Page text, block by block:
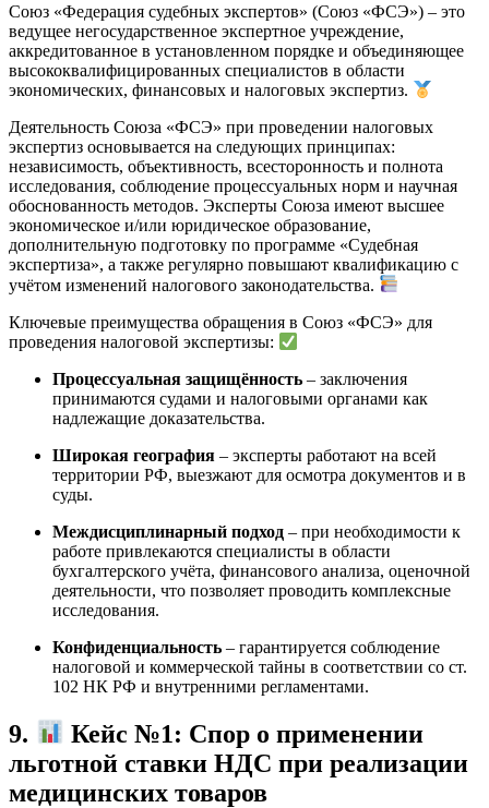
Союз «Федерация судебных экспертов» (Союз «ФСЭ») – это
ведущее негосударственное экспертное учреждение,
аккредитованное в установленном порядке и объединяющее
высококвалифицированных специалистов в области
экономических, финансовых и налоговых экспертиз.
Деятельность Союза «ФСЭ» при проведении налоговых
экспертиз основывается на следующих принципах:
независимость, объективность, всесторонность и полнота
исследования, соблюдение процессуальных норм и научная
обоснованность методов. Эксперты Союза имеют высшее
экономическое и/или юридическое образование,
дополнительную подготовку по программе «Судебная
экспертиза», а также регулярно повышают квалификацию с
учётом изменений налогового законодательства.
Ключевые преимущества обращения в Союз «ФСЭ» для
проведения налоговой экспертизы:
Процессуальная защищённость – заключения
принимаются судами и налоговыми органами как
надлежащие доказательства.
Широкая география – эксперты работают на всей
территории РФ, выезжают для осмотра документов и в
суды.
Междисциплинарный подход – при необходимости к
работе привлекаются специалисты в области
бухгалтерского учёта, финансового анализа, оценочной
деятельности, что позволяет проводить комплексные
исследования.
Конфиденциальность – гарантируется соблюдение
налоговой и коммерческой тайны в соответствии со ст.
102 НК РФ и внутренними регламентами.
9.
Кейс №1: Спор о применении
льготной ставки НДС при реализации
медицинских товаров